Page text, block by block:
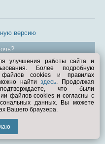
версию
улучшения работы сайта и
Более подробную
cookies и правилах
найтиздесь. Продолжая
что были
файлов cookies и согласны с
данных. Вы можете
Вашего браузера.